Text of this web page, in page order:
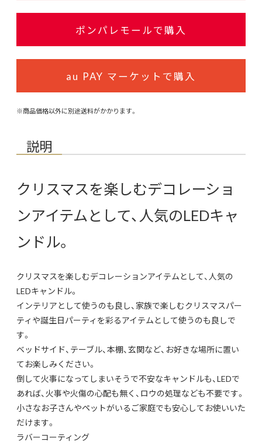
ポンパレモールで購入
au PAY マーケットで購入
※商品価格以外に別途送料がかかります。
説明
クリスマスを楽しむデコレーショ
ンアイテムとして、人気のLEDキャ
ンドル。
クリスマスを楽しむデコレーションアイテムとして、人気の
LEDキャンドル。
インテリアとして使うのも良し、家族で楽しむクリスマスパー
ティや誕生日パーティを彩るアイテムとして使うのも良しで
す。
ベッドサイド、テーブル、本棚、玄関など、お好きな場所に置い
てお楽しみください。
倒して火事になってしまいそうで不安なキャンドルも、LEDで
あれば、火事や火傷の心配も無く、ロウの処理なども不要です。
小さなお子さんやペットがいるご家庭でも安心してお使いいた
だけます。
ラバーコーティング